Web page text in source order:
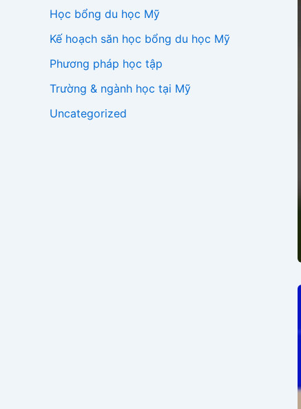
Học bổng du học Mỹ
Kế hoạch săn học bổng du học Mỹ
Phương pháp học tập
Trường & ngành học tại Mỹ
Uncategorized